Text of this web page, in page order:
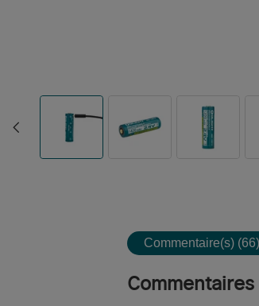
Commentaire(s) (66)
Commentaires